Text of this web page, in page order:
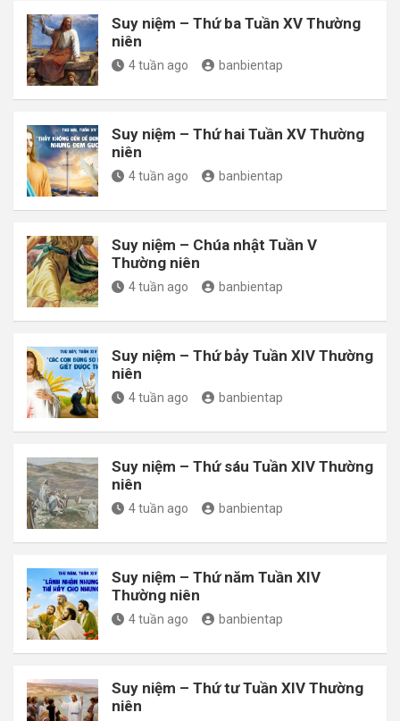
Suy niệm – Thứ ba Tuần XV Thường
niên
4 tuần ago banbientap
Suy niệm – Thứ hai Tuần XV Thường
niên
4 tuần ago banbientap
Suy niệm – Chúa nhật Tuần V
Thường niên
4 tuần ago banbientap
Suy niệm – Thứ bảy Tuần XIV Thường
niên
4 tuần ago banbientap
Suy niệm – Thứ sáu Tuần XIV Thường
niên
4 tuần ago banbientap
Suy niệm – Thứ năm Tuần XIV
Thường niên
4 tuần ago banbientap
Suy niệm – Thứ tư Tuần XIV Thường
niên